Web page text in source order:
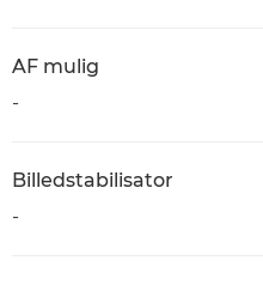
AF mulig
-
Billedstabilisator
-